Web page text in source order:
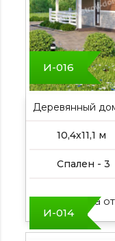
И-016
Деревянный
10,4х11,1 м
Спален - 3
Цена
И-014